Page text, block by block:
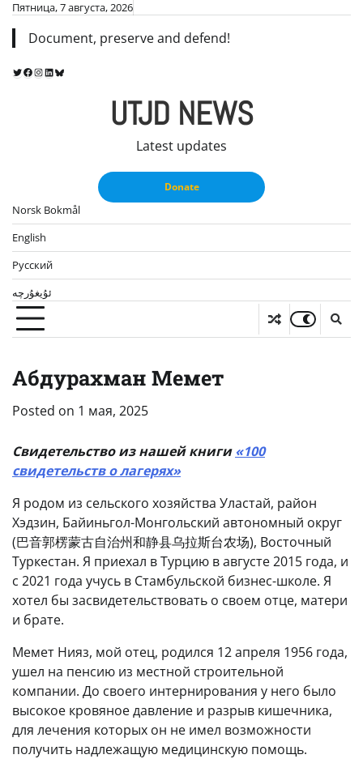
Skip
content
Пятница, 7 августа, 2026
Document, preserve and defend!
Twitter
Facebook
Instagram
LinkedIn
Bluesky
UTJD NEWS
Latest updates
Donate
Norsk Bokmål
English
Русский
ئۇيغۇرچە
Абдурахман Мемет
Posted on 1 мая, 2025
Свидетельство из нашей книги«100
свидетельств о лагерях»
Я родом из сельского хозяйства Уластай, район
Хэдзин, Байиньгол-Монгольский автономный округ
(巴音郭楞蒙古自治州和静县乌拉斯台农场), Восточный
Туркестан. Я приехал в Турцию в августе 2015 года, и
с 2021 года учусь в Стамбульской бизнес-школе. Я
хотел бы засвидетельствовать о своем отце, матери
и брате.
Мемет Нияз, мой отец, родился 12 апреля 1956 года,
ушел на пенсию из местной строительной
компании. До своего интернирования у него было
высокое кровяное давление и разрыв кишечника,
для лечения которых он не имел возможности
получить надлежащую медицинскую помощь.